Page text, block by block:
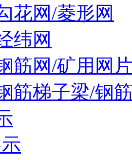
花网/菱形网
纬网
筋网/矿用网
筋梯子梁/钢